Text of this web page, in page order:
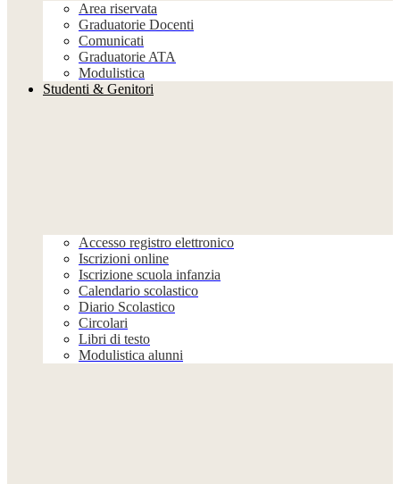
Area riservata
Graduatorie Docenti
Comunicati
Graduatorie ATA
Modulistica
Studenti & Genitori
Accesso registro elettronico
Iscrizioni online
Iscrizione scuola infanzia
Calendario scolastico
Diario Scolastico
Circolari
Libri di testo
Modulistica alunni